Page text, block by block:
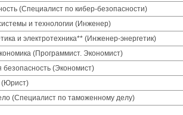
(Специалист по кибер-безопасности)
и технологии (Инженер)
и электротехника** (Инженер-энергетик)
(Программист. Экономист)
(Экономист)
(Юрист)
(Специалист по таможенному делу)